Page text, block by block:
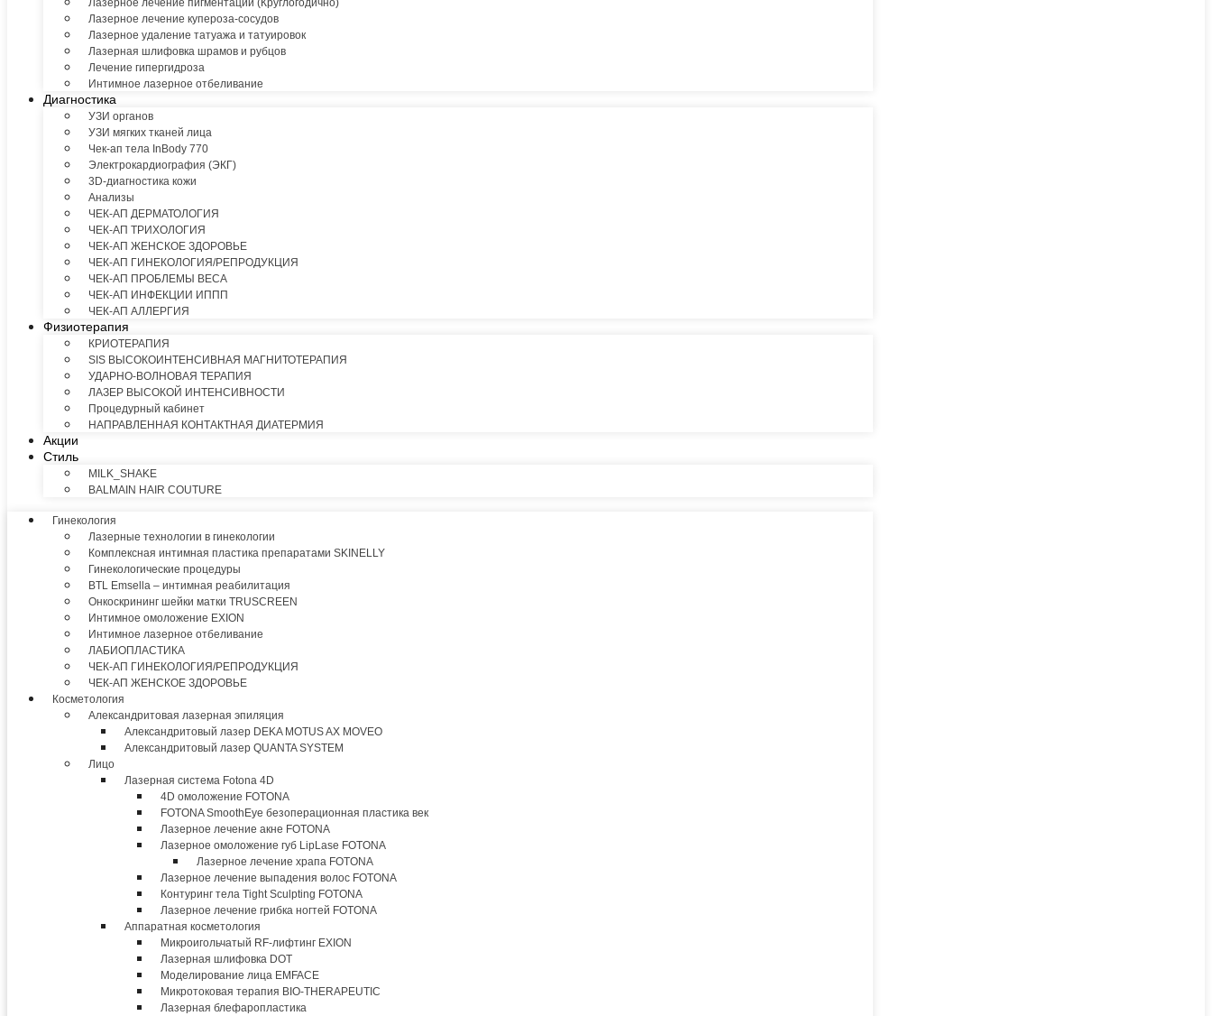
Лазерное лечение пигментации (Круглогодично)
Лазерное лечение купероза-сосудов
Лазерное удаление татуажа и татуировок
Лазерная шлифовка шрамов и рубцов
Лечение гипергидроза
Интимное лазерное отбеливание
Диагностика
УЗИ органов
УЗИ мягких тканей лица
Чек-ап тела InBody 770
Электрокардиография (ЭКГ)
3D-диагностика кожи
Анализы
ЧЕК-АП ДЕРМАТОЛОГИЯ
ЧЕК-АП ТРИХОЛОГИЯ
ЧЕК-АП ЖЕНСКОЕ ЗДОРОВЬЕ
ЧЕК-АП ГИНЕКОЛОГИЯ/РЕПРОДУКЦИЯ
ЧЕК-АП ПРОБЛЕМЫ ВЕСА
ЧЕК-АП ИНФЕКЦИИ ИППП
ЧЕК-АП АЛЛЕРГИЯ
Физиотерапия
КРИОТЕРАПИЯ
SIS ВЫСОКОИНТЕНСИВНАЯ МАГНИТОТЕРАПИЯ
УДАРНО-ВОЛНОВАЯ ТЕРАПИЯ
ЛАЗЕР ВЫСОКОЙ ИНТЕНСИВНОСТИ
Процедурный кабинет
НАПРАВЛЕННАЯ КОНТАКТНАЯ ДИАТЕРМИЯ
Акции
Стиль
MILK_SHAKE
BALMAIN HAIR COUTURE
Гинекология
Лазерные технологии в гинекологии
Комплексная интимная пластика препаратами SKINELLY
Гинекологические процедуры
BTL Emsella – интимная реабилитация
Онкоскрининг шейки матки TRUSCREEN
Интимное омоложение EXION
Интимное лазерное отбеливание
ЛАБИОПЛАСТИКА
ЧЕК-АП ГИНЕКОЛОГИЯ/РЕПРОДУКЦИЯ
ЧЕК-АП ЖЕНСКОЕ ЗДОРОВЬЕ
Косметология
Александритовая лазерная эпиляция
Александритовый лазер DEKA MOTUS AX MOVEO
Александритовый лазер QUANTA SYSTEM
Лицо
Лазерная система Fotona 4D
4D омоложение FOTONA
FOTONA SmoothEye безоперационная пластика век
Лазерное лечение акне FOTONA
Лазерное омоложение губ LipLase FOTONA
Лазерное лечение храпа FOTONA
Лазерное лечение выпадения волос FOTONA
Контуринг тела Tight Sculpting FOTONA
Лазерное лечение грибка ногтей FOTONA
Аппаратная косметология
Микроигольчатый RF-лифтинг EXION
Лазерная шлифовка DOT
Моделирование лица EMFACE
Микротоковая терапия BIO-THERAPEUTIC
Лазерная блефаропластика